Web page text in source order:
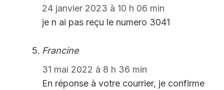
24 janvier 2023 à 10 h 06 min
je n ai pas reçu le numero 3041
Francine
31 mai 2022 à 8 h 36 min
En réponse à votre courrier, je confirme